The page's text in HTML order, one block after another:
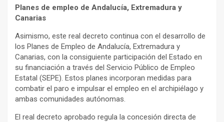
Planes de empleo de Andalucía, Extremadura y
Canarias
Asimismo, este real decreto continua con el desarrollo de
los Planes de Empleo de Andalucía, Extremadura y
Canarias, con la consiguiente participación del Estado en
su financiación a través del Servicio Público de Empleo
Estatal (SEPE). Estos planes incorporan medidas para
combatir el paro e impulsar el empleo en el archipiélago y
ambas comunidades autónomas.
El real decreto aprobado regula la concesión directa de